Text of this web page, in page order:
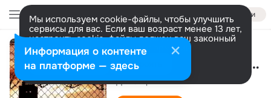
Войти
Мы используем cookie-файлы, чтобы улучшить
сервисы для вас. Если ваш возраст менее 13 лет,
настроить cookie-файлы должен ваш законный
представитель. Больше информации
Разрешить все Настроить Перекрестками старых улиц
Дима Крымчик
Информация о контенте
на платформе — здесь